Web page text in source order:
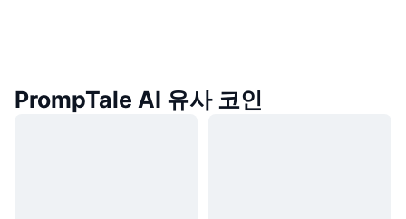
PrompTale AI 유사 코인